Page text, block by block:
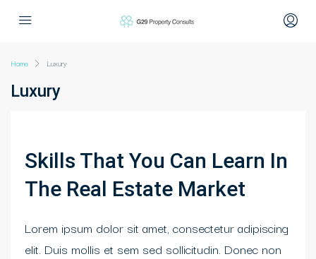
Home Luxury
Luxury
Skills That You Can Learn In
The Real Estate Market
Lorem ipsum dolor sit amet, consectetur adipiscing
elit. Duis mollis et sem sed sollicitudin. Donec non